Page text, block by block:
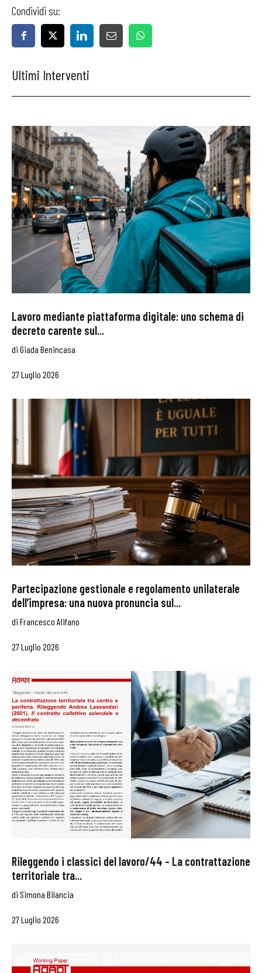
Condividi su:
Ultimi Interventi
Lavoro mediante piattaforma digitale: uno schema di
decreto carente sul...
di Giada Benincasa
27 Luglio 2026
Partecipazione gestionale e regolamento unilaterale
dell’impresa: una nuova pronuncia sul...
di Francesco Alifano
27 Luglio 2026
Rileggendo i classici del lavoro/44 – La contrattazione
territoriale tra...
di Simona Bilancia
27 Luglio 2026